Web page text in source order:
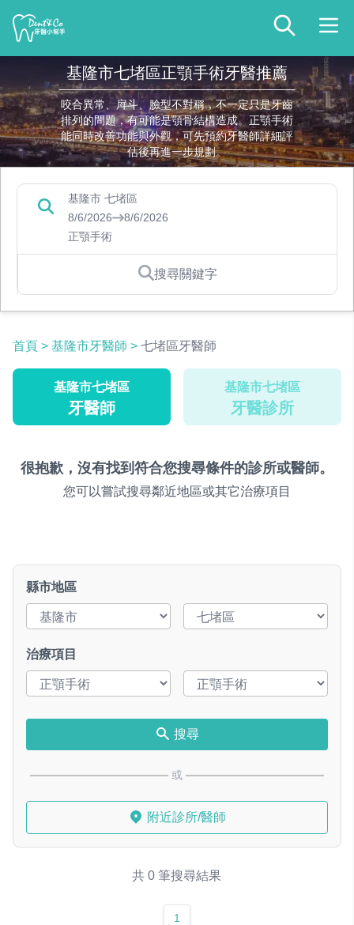
基隆市七堵區正顎手術牙醫推薦
咬合異常、戽斗、臉型不對稱，不一定只是牙齒
排列的問題，有可能是顎骨結構造成。正顎手術
能同時改善功能與外觀，可先預約牙醫師詳細評
估後再進一步規劃。
基隆市 七堵區
8/6/2026
8/6/2026
正顎手術
搜尋關鍵字
首頁 > 基隆市牙醫師 > 七堵區牙醫師
基隆市七堵區
牙醫師
基隆市七堵區
牙醫診所
很抱歉，沒有找到符合您搜尋條件的診所或醫師。
您可以嘗試搜尋鄰近地區或其它治療項目
縣市地區
治療項目
搜尋
或
附近診所/醫師
共 0 筆搜尋結果
1